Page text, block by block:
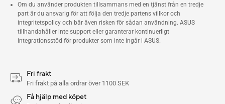
Om du använder produkten tillsammans med en tjänst från en tredje
part är du ansvarig för att följa den tredje partens villkor och
integritetspolicy och bär även risken för sådan användning. ASUS
tillhandahåller inte support eller garanterar kontinuerligt
integrationsstöd för produkter som inte ingår i ASUS.
Fri frakt
Fri frakt på alla ordrar över 1100 SEK
Få hjälp med köpet